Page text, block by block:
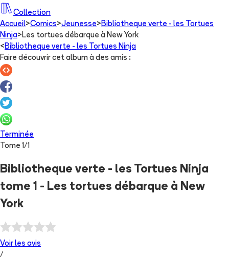
Collection
Accueil>Comics>Jeunesse> Bibliotheque verte - les Tortues
Ninja> Les tortues débarque à New York
< Bibliotheque verte - les Tortues Ninja
Faire découvrir cet album à des amis :
Terminée
Tome1/1
Bibliotheque verte - les Tortues Ninja
tome 1 - Les tortues débarque à New
York
Voir les avis
/